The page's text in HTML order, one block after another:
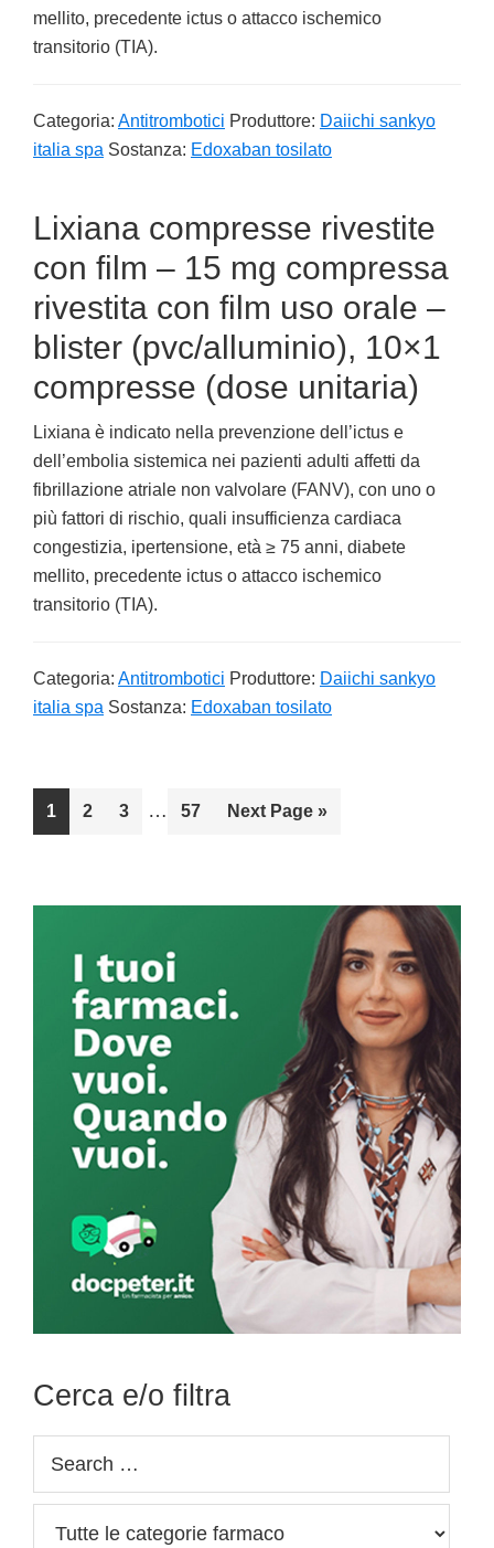
mellito, precedente ictus o attacco ischemico
transitorio (TIA).
Categoria: Antitrombotici Produttore: Daiichi sankyo
italia spa Sostanza: Edoxaban tosilato
Lixiana compresse rivestite
con film – 15 mg compressa
rivestita con film uso orale –
blister (pvc/alluminio), 10×1
compresse (dose unitaria)
Lixiana è indicato nella prevenzione dell’ictus e
dell’embolia sistemica nei pazienti adulti affetti da
fibrillazione atriale non valvolare (FANV), con uno o
più fattori di rischio, quali insufficienza cardiaca
congestizia, ipertensione, età ≥ 75 anni, diabete
mellito, precedente ictus o attacco ischemico
transitorio (TIA).
Categoria: Antitrombotici Produttore: Daiichi sankyo
italia spa Sostanza: Edoxaban tosilato
Go
to
1
Go
2
Go
3
Interim
…
Go
57
Go
Next Page »
Sidebar
Cerca e/o filtra